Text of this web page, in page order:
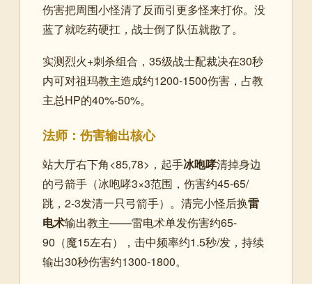
伤害把周围小怪清了反而引更多怪来打你。没
蓝了就吃药硬扛，战士倒了队伍就散了。
实测烈火+刺杀组合，35级战士配裁决在30秒
内可对祖玛教主造成约1200-1500伤害，占教
主总HP的40%-50%。
法师：伤害输出核心
站大厅右下角<85,78>，起手冰咆哮清掉身边
的弓箭手（冰咆哮3×3范围，伤害约45-65/
跳，2-3发清一只弓箭手）。清完小怪后换雷
电术输出教主——雷电术单发伤害约65-
90（魔15左右），击中频率约1.5秒/发，持续
输出30秒伤害约1300-1800。